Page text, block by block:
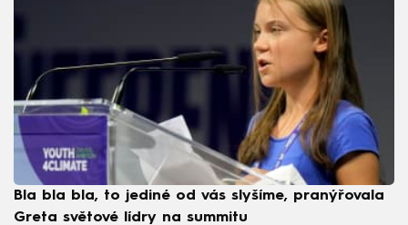
Bla bla bla, to jediné od vás slyšíme, pranýřovala
Greta světové lídry na summitu